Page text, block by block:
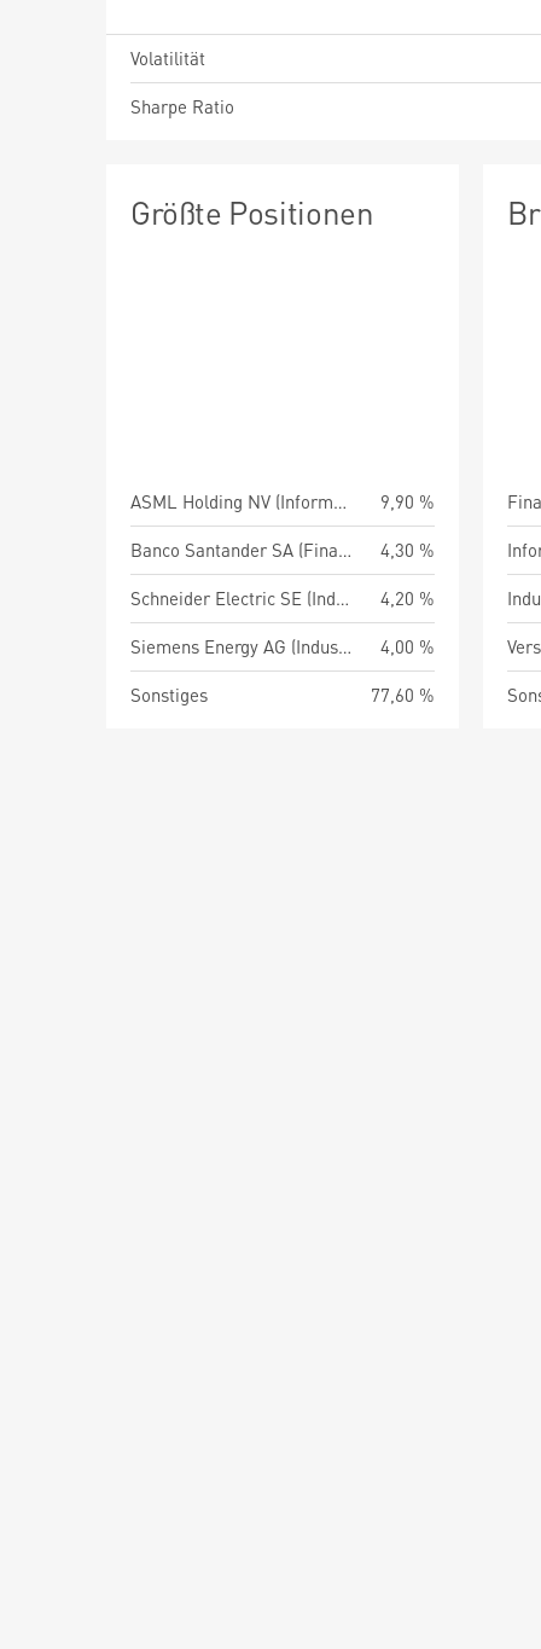
Volatilität
Sharpe Ratio
Größte Positionen
ASML Holding NV (Informationstechnologie)
9,90 %
Banco Santander SA (Finanzsektor)
4,30 %
Schneider Electric SE (Industrien)
4,20 %
Siemens Energy AG (Industrien)
4,00 %
Sonstiges
77,60 %